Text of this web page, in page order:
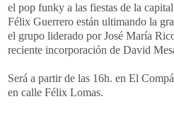
el pop funky a las fiestas de la
Félix Guerrero están ultimando la
el grupo liderado por José María
reciente incorporación de David
Será a partir de las 16h. en El
en calle Félix Lomas.